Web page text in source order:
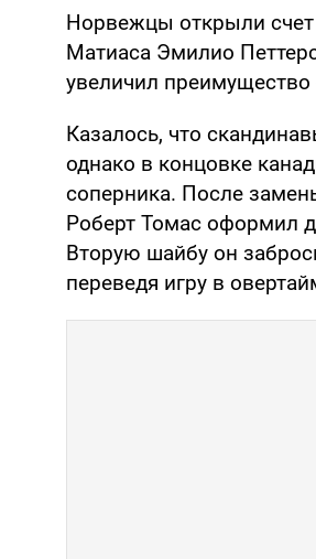
Норвежцы открыли
Матиаса Эмилио
увеличил
Казалось, что
однако в концовке
соперника. После
Роберт Томас оформил
Вторую шайбу он
переведя игру в